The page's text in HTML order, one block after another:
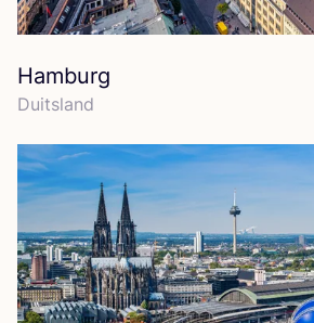
Hamburg
Duits­land